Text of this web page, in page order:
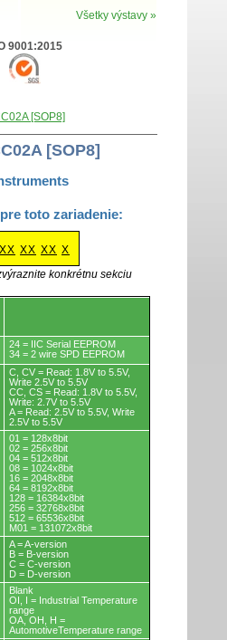
Všetky výstavy »
9001:2015
[SOP8]
[SOP8]
toto zariadenie:
XX XX XX X
konkrétnu sekciu
24 = IIC Serial EEPROM
34 = 2 wire SPD EEPROM
C, CV = Read: 1.8V to 5.5V,
Write 2.5V to 5.5V
CC, CS = Read: 1.8V to 5.5V,
Write: 2.7V to 5.5V
A = Read: 2.5V to 5.5V, Write
2.5V to 5.5V
01 = 128x8bit
02 = 256x8bit
04 = 512x8bit
08 = 1024x8bit
16 = 2048x8bit
64 = 8192x8bit
128 = 16384x8bit
256 = 32768x8bit
512 = 65536x8bit
M01 = 131072x8bit
A = A-version
B = B-version
C = C-version
D = D-version
Blank
OI, I = Industrial Temperature
range
OA, OH, H =
AutomotiveTemperature range